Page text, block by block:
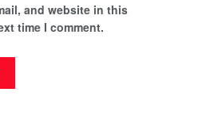
and website in this
time I comment.